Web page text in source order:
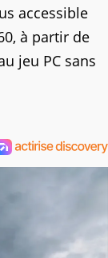
accessible
à partir de
jeu PC sans